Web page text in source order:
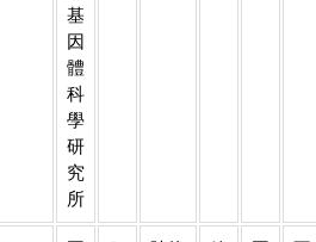
基
因
體
科
學
研
究
所